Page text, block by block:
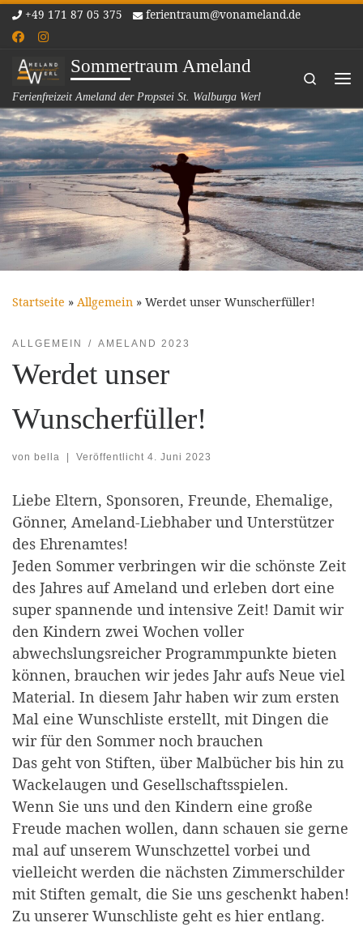
Zum Inhalt springen
+49 171 87 05 375 ferientraum@vonameland.de
Sommertraum Ameland
Ferienfreizeit Ameland der Propstei St. Walburga Werl
Search
Startseite » Allgemein » Werdet unser Wunscherfüller!
ALLGEMEIN AMELAND 2023
Werdet unser
Wunscherfüller!
von bella Veröffentlicht 4. Juni 2023
Liebe Eltern, Sponsoren, Freunde, Ehemalige,
Gönner, Ameland-Liebhaber und Unterstützer
des Ehrenamtes!
Jeden Sommer verbringen wir die schönste Zeit
des Jahres auf Ameland und erleben dort eine
super spannende und intensive Zeit! Damit wir
den Kindern zwei Wochen voller
abwechslungsreicher Programmpunkte bieten
können, brauchen wir jedes Jahr aufs Neue viel
Material. In diesem Jahr haben wir zum ersten
Mal eine Wunschliste erstellt, mit Dingen die
wir für den Sommer noch brauchen
Das geht von Stiften, über Malbücher bis hin zu
Wackelaugen und Gesellschaftsspielen.
Wenn Sie uns und den Kindern eine große
Freude machen wollen, dann schauen sie gerne
mal auf unserem Wunschzettel vorbei und
vielleicht werden die nächsten Zimmerschilder
mit Stiften gemalt, die Sie uns geschenkt haben!
Zu unserer Wunschliste geht es hier entlang.